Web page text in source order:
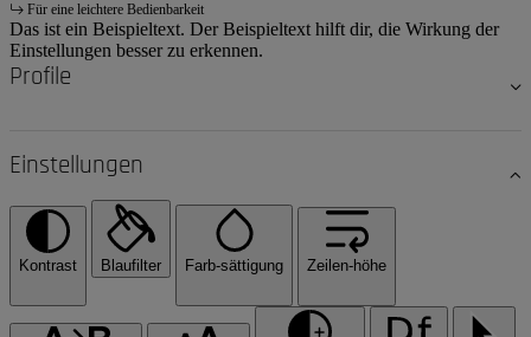
Für eine leichtere Bedienbarkeit
Das ist ein Beispieltext. Der Beispieltext hilft dir, die Wirkung der
Einstellungen besser zu erkennen.
Profile
Einstellungen
Kontrast Blaufilter Farb-sättigung Zeilen-höhe